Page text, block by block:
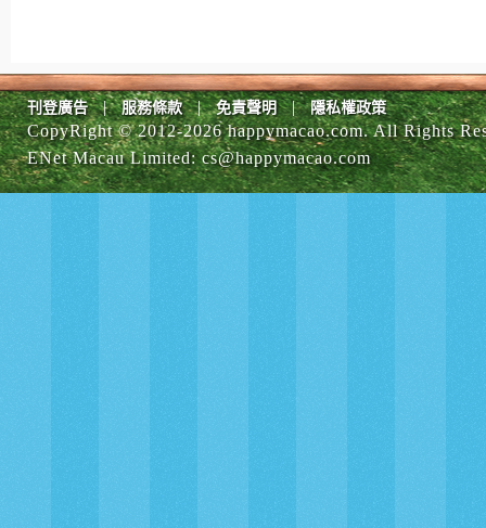
刊登廣告 | 服務條款 | 免責聲明 | 隱私權政策
CopyRight © 2012-2026 happymacao.com. All Rights
ENet Macau Limited:cs@happymacao.com